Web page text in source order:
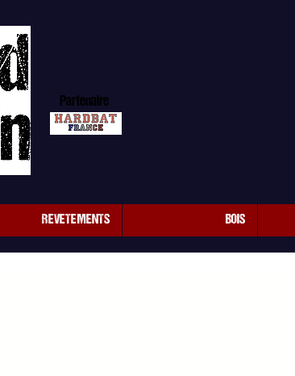
Partenaire
REVETEMENTS BOIS